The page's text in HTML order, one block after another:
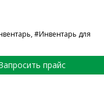
#Инвентарь для
прайс